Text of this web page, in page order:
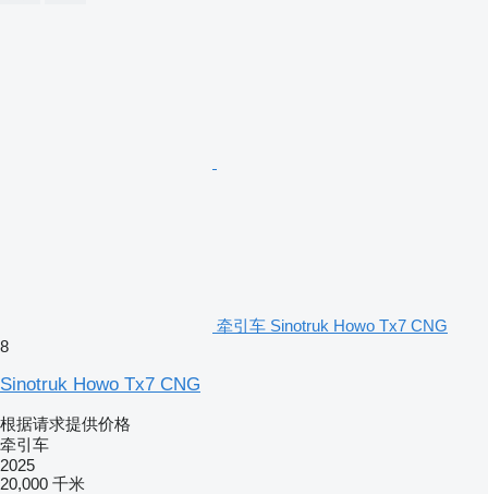
牵引车 Sinotruk Howo Tx7 CNG
8
Sinotruk Howo Tx7 CNG
根据请求提供价格
牵引车
2025
20,000 千米